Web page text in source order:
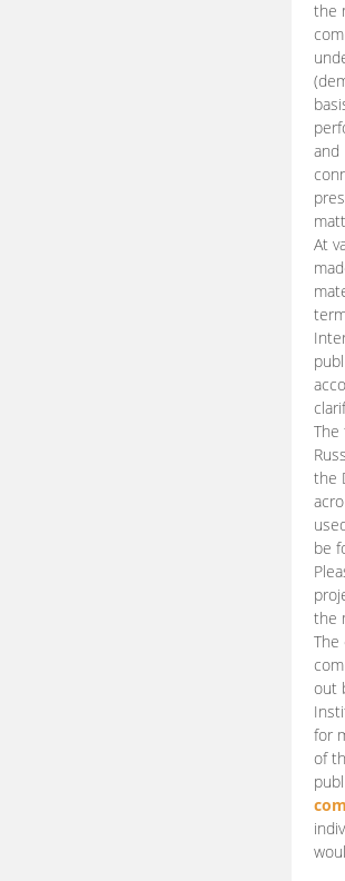
the
and
At
The
the
be
the
The
out
for
of